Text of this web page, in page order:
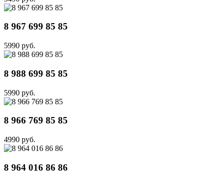
8 967 699 85 85
5990 руб.
8 988 699 85 85
5990 руб.
8 966 769 85 85
4990 руб.
8 964 016 86 86